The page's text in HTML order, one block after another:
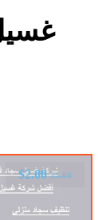
$5.00
$2.00